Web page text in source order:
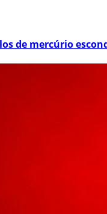
de mercúrio